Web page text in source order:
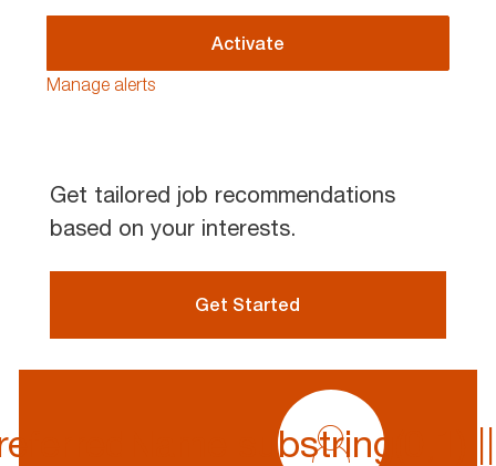
address
Activate
Manage alerts
Get tailored job recommendations
based on your interests.
Get Started
profile
icon
${preferredName